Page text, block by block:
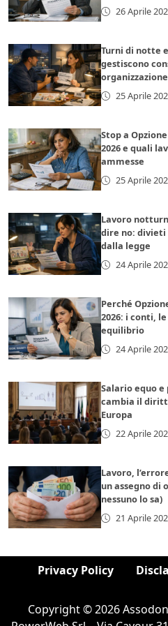
26 Aprile
Turni di notte
gestiscono
25 Aprile
Stop a
2026 e quali
ammesse
25 Aprile
Lavoro
dire no: divieti
dalla legge
24 Aprile
Perché
2026: i conti,
equilibrio
24 Aprile
Salario equo
cambia il
Europa
22 Aprile
Lavoro,
un assegno di
nessuno lo sa)
21 Aprile
Privacy Policy
Copyright © 2026